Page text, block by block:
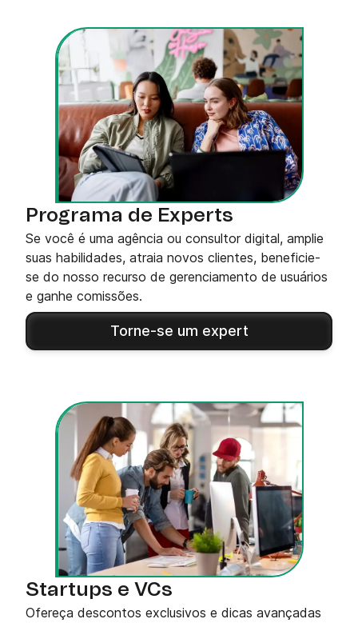
Programa de Experts
Se você é uma agência ou consultor digital, amplie
suas habilidades, atraia novos clientes, beneficie-
se do nosso recurso de gerenciamento de usuários
e ganhe comissões.
Torne-se um expert
Startups e VCs
Ofereça descontos exclusivos e dicas avançadas